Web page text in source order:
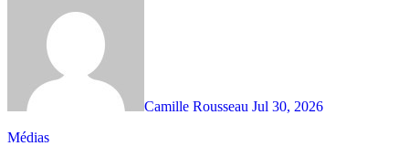
Camille Rousseau Jul 30, 2026
Médias